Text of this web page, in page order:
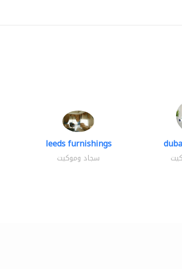
leeds furnishings
سجاد وموكيت